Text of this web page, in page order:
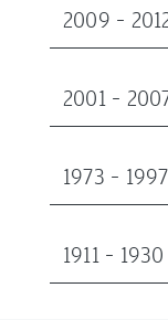
2009 –
2001 –
1973 – 1997
1911 – 1930